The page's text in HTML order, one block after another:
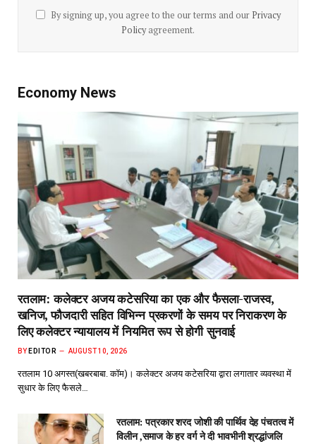
By signing up, you agree to the our terms and our Privacy
Policyagreement.
Economy News
रतलाम: कलेक्टर अजय कटेसरिया का एक और फैसला-राजस्व,
खनिज, फौजदारी सहित विभिन्न प्रकरणों के समय पर निराकरण के
लिए कलेक्टर न्यायालय में नियमित रूप से होगी सुनवाई
BY EDITOR AUGUST 10, 2026
रतलाम 10 अगस्त(खबरबाबा. कॉम)। कलेक्टर अजय कटेसरिया द्वारा लगातार व्यवस्था में
सुधार के लिए फैसले…
रतलाम: पत्रकार शरद जोशी की पार्थिव देह पंचतत्व में
विलीन ,समाज के हर वर्ग ने दी भावभीनी श्रद्धांजलि